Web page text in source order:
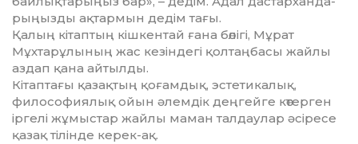
рыңызды ақтармын дедім тағы.
Қалың кітаптың кішкентай ға­на бөлігі, Мұрат
Мұхтарұлының жас кезіндегі қолтаңбасы жайлы
аз­дап қана айтылды.
Кітаптағы қазақтың қоғамдық, эсте­тикалық,
философиялық ойын әлем­дік деңгейге көтерген
іргелі жұ­мыстар жайлы маман талдаулар әсі­ресе
қазақ тілінде керек-ақ.